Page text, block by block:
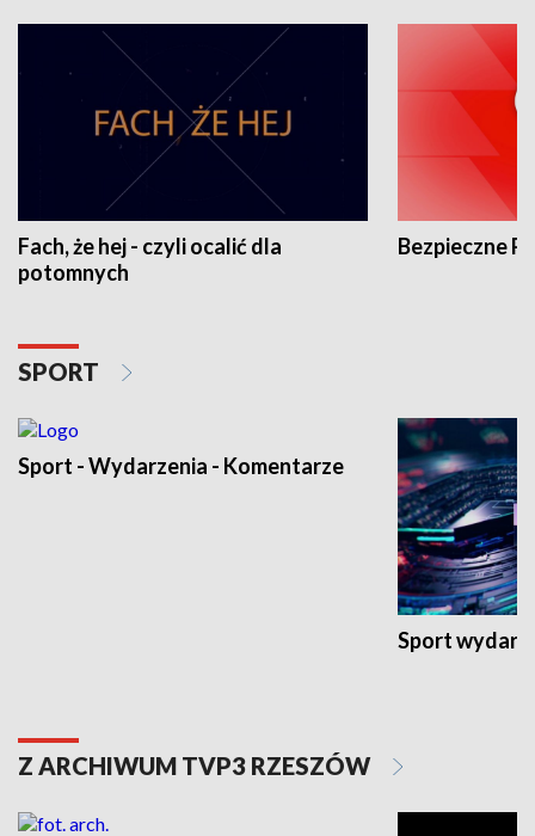
Fach, że hej - czyli ocalić dla
potomnych
Bezpieczne
SPORT
Sport - Wydarzenia - Komentarze
Sport
Z ARCHIWUM TVP3 RZESZÓW